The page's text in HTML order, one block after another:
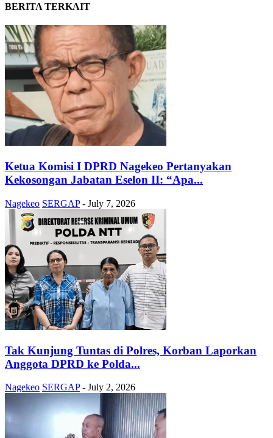
BERITA TERKAIT
Ketua Komisi I DPRD Nagekeo Pertanyakan
Kekosongan Jabatan Eselon II: “Apa...
Nagekeo SERGAP - July 7, 2026
Tak Kunjung Tuntas di Polres, Korban Laporkan
Anggota DPRD ke Polda...
Nagekeo SERGAP - July 2, 2026